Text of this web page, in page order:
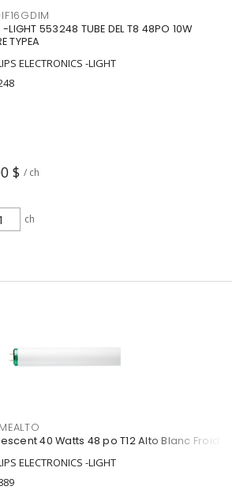
-LIGHT 553248 TUBE DEL T8 48PO 10W
TYPEA
ELECTRONICS -LIGHT
$ / ch
ch
40 Watts 48 po T12 Alto Blanc Froid
ELECTRONICS -LIGHT